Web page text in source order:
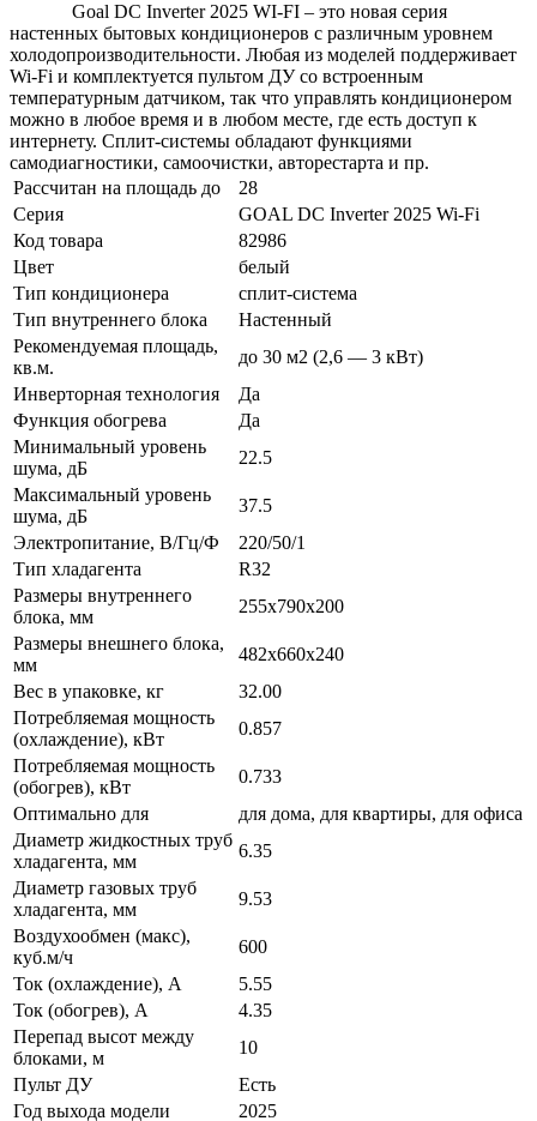
Goal DC Inverter 2025 WI-FI – это новая серия
настенных бытовых кондиционеров с различным уровнем
холодопроизводительности. Любая из моделей поддерживает
Wi-Fi и комплектуется пультом ДУ со встроенным
температурным датчиком, так что управлять кондиционером
можно в любое время и в любом месте, где есть доступ к
интернету. Сплит-системы обладают функциями
самодиагностики, самоочистки, авторестарта и пр.
Рассчитан на площадь до
28
Серия
GOAL DC Inverter 2025 Wi-Fi
Код товара
82986
Цвет
белый
Тип кондиционера
сплит-система
Тип внутреннего блока
Настенный
Рекомендуемая площадь,
кв.м.
до 30 м2 (2,6 — 3 кВт)
Инверторная технология
Да
Функция обогрева
Да
Минимальный уровень
шума, дБ
22.5
Максимальный уровень
шума, дБ
37.5
Электропитание, В/Гц/Ф
220/50/1
Тип хладагента
R32
Размеры внутреннего
блока, мм
255x790x200
Размеры внешнего блока,
мм
482x660x240
Вес в упаковке, кг
32.00
Потребляемая мощность
(охлаждение), кВт
0.857
Потребляемая мощность
(обогрев), кВт
0.733
Оптимально для
для дома, для квартиры, для офиса
Диаметр жидкостных труб
хладагента, мм
6.35
Диаметр газовых труб
хладагента, мм
9.53
Воздухообмен (макс),
куб.м/ч
600
Ток (охлаждение), А
5.55
Ток (обогрев), А
4.35
Перепад высот между
блоками, м
10
Пульт ДУ
Есть
Год выхода модели
2025